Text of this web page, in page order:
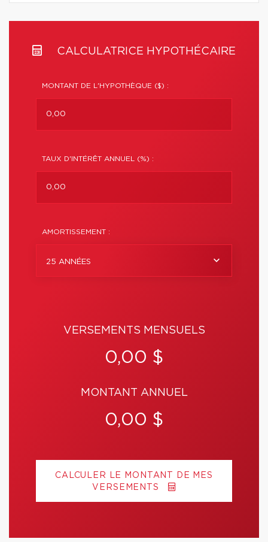
CALCULATRICE HYPOTHÉCAIRE
MONTANT DE L'HYPOTHÈQUE ($) :
TAUX D'INTÉRÊT ANNUEL (%) :
AMORTISSEMENT :
25 ANNÉES
VERSEMENTS MENSUELS
0,00 $
MONTANT ANNUEL
0,00 $
CALCULER LE MONTANT DE MES
VERSEMENTS